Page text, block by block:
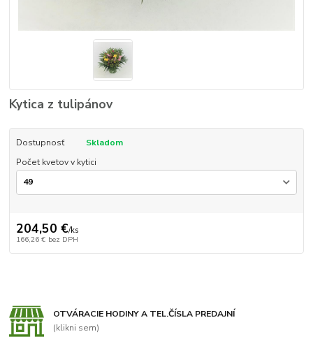
Kytica z tulipánov
Dostupnosť
Skladom
Počet kvetov v kytici
204,50 €/ks
166,26 € bez DPH
OTVÁRACIE HODINY A TEL.ČÍSLA PREDAJNÍ
(klikni sem)